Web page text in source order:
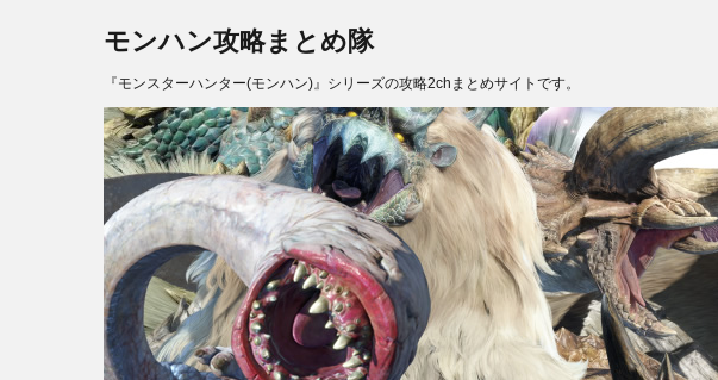
モンハン攻略まとめ隊
『モンスターハンター(モンハン)』シリーズの攻略2chまとめサイトです。